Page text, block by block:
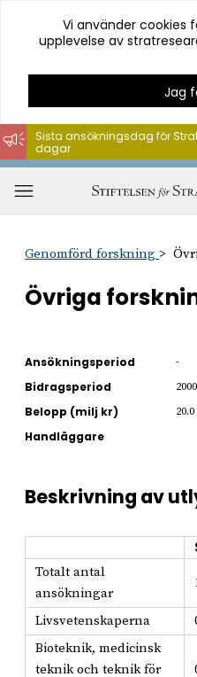
Hoppa
till
innehåll
Vi använder cookies
upplevelse av
Jag
Sista ansökningsdag för
dagar
Genomförd forskning
Övriga
Ansökningsperiod -
Bidragsperiod
Belopp (milj kr) 20.0
Handläggare
Beskrivning av
Totalt antal
ansökningar
Livsvetenskaperna
Bioteknik, medicinsk
teknik och teknik för